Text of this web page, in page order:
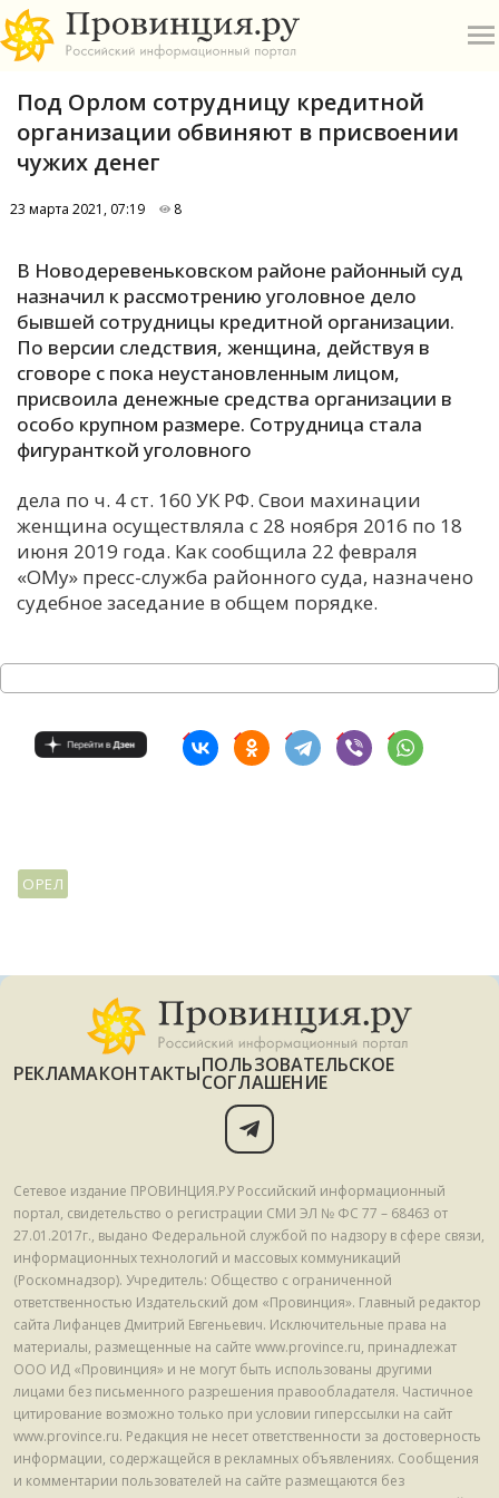
А
Б
В
Е
К
П
С
Т
У
Под Орлом сотрудницу кредитной
организации обвиняют в присвоении
чужих денег
23 марта 2021, 07:19 8
В Новодеревеньковском районе районный суд
назначил к рассмотрению уголовное дело
бывшей сотрудницы кредитной организации.
По версии следствия, женщина, действуя в
сговоре с пока неустановленным лицом,
присвоила денежные средства организации в
особо крупном размере. Сотрудница стала
фигуранткой уголовного
дела по ч. 4 ст. 160 УК РФ. Свои махинации
женщина осуществляла с 28 ноября 2016 по 18
июня 2019 года. Как сообщила 22 февраля
«ОМу» пресс-служба районного суда, назначено
судебное заседание в общем порядке.
ОРЕЛ
РЕКЛАМАКОНТАКТЫПОЛЬЗОВАТЕЛЬСКОЕ
СОГЛАШЕНИЕ
Сетевое издание ПРОВИНЦИЯ.РУ Российский информационный
портал, свидетельство о регистрации СМИ ЭЛ № ФС 77 – 68463 от
27.01.2017г., выдано Федеральной службой по надзору в сфере связи,
информационных технологий и массовых коммуникаций
(Роскомнадзор). Учредитель: Общество с ограниченной
ответственностью Издательский дом «Провинция». Главный редактор
сайта Лифанцев Дмитрий Евгеньевич. Исключительные права на
материалы, размещенные на сайте www.province.ru, принадлежат
ООО ИД «Провинция» и не могут быть использованы другими
лицами без письменного разрешения правообладателя. Частичное
цитирование возможно только при условии гиперссылки на сайт
www.province.ru. Редакция не несет ответственности за достоверность
информации, содержащейся в рекламных объявлениях. Сообщения
и комментарии пользователей на сайте размещаются без